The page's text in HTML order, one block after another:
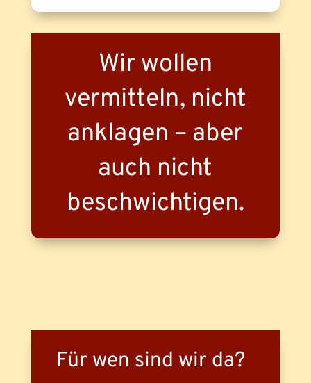
Player
Wir wollen
vermitteln, nicht
anklagen – aber
auch nicht
beschwichtigen.
Für wen sind wir da?